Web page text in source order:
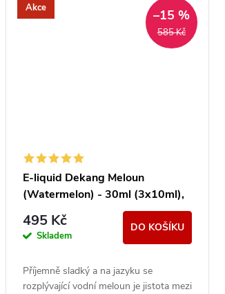
Akce
585 Kč
–15 %
E-liquid Dekang Meloun
(Watermelon) - 30ml (3x10ml),
495 Kč
Skladem
DO KOŠÍKU
Příjemně sladký a na jazyku se
rozplývající vodní meloun je jistota mezi